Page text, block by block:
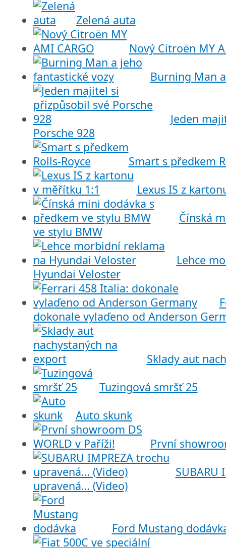
Zelená auta
Nový Citroën MY
Burning Man
Jeden
Porsche 928
Smart s předkem
Lexus IS z
Čínská
ve stylu BMW
Lehce
Hyundai Veloster
dokonale vylaďeno od Anderson
Sklady aut
Tuzingová smršť 25
Auto skunk
První
SUBARU
upravená… (Video)
Ford Mustang